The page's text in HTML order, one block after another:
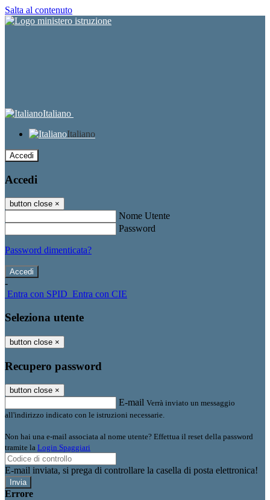
Salta al contenuto
Italiano
Italiano
Accedi
Accedi
button close ×
Nome Utente
Password
Password dimenticata?
-
Entra con SPID Entra con CIE
Seleziona utente
button close ×
Recupero password
button close ×
E-mail Verrà inviato un messaggio
all'indirizzo indicato con le istruzioni necessarie.
Non hai una e-mail associata al nome utente? Effettua il reset della password
tramite la Login Spaggiari
E-mail inviata, si prega di controllare la casella di posta elettronica!
Errore